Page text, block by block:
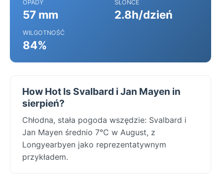
OPADY
57 mm
SŁOŃCE
2.8h/dzień
WILGOTNOŚĆ
84%
How Hot Is Svalbard i Jan Mayen in
sierpień?
Chłodna, stała pogoda wszędzie: Svalbard i
Jan Mayen średnio 7°C w August, z
Longyearbyen jako reprezentatywnym
przykładem.